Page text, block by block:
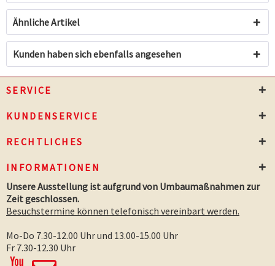
Ähnliche Artikel
Kunden haben sich ebenfalls angesehen
SERVICE
KUNDENSERVICE
RECHTLICHES
INFORMATIONEN
Unsere Ausstellung ist aufgrund von Umbaumaßnahmen zur
Zeit geschlossen.
Besuchstermine können telefonisch vereinbart werden.
Mo-Do 7.30-12.00 Uhr und 13.00-15.00 Uhr
Fr 7.30-12.30 Uhr